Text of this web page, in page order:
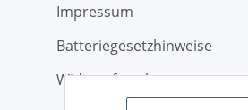
Impressum
Batteriegesetzhinweise
Widerrufsrecht